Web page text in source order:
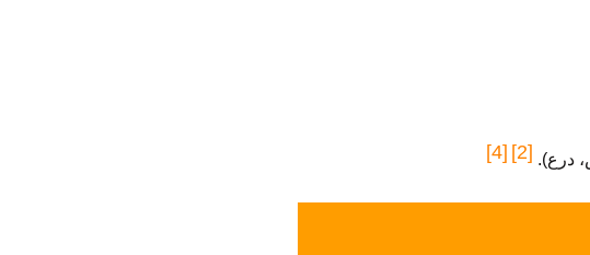
[2]
[4]